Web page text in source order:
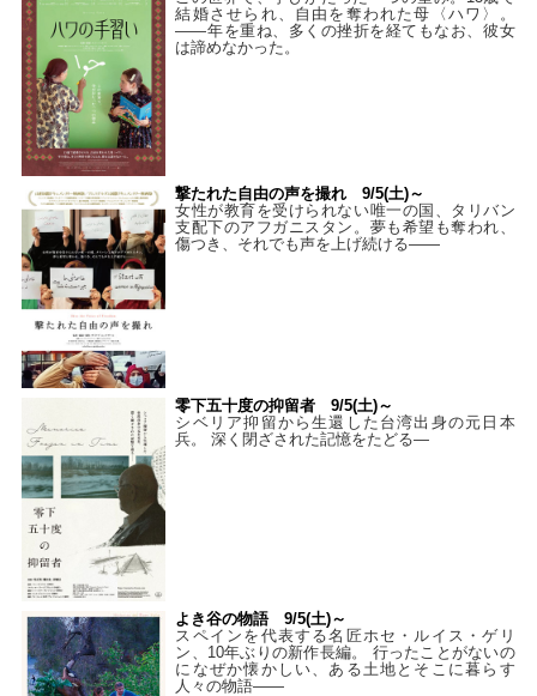
結婚させられ、自由を奪われた母〈ハワ〉。
——年を重ね、多くの挫折を経てもなお、彼女
は諦めなかった。
撃たれた自由の声を撮れ 9/5(土)～
女性が教育を受けられない唯一の国、タリバン
支配下のアフガニスタン。夢も希望も奪われ、
傷つき、それでも声を上げ続ける——
零下五十度の抑留者 9/5(土)～
シベリア抑留から生還した台湾出身の元日本
兵。 深く閉ざされた記憶をたどる—
よき谷の物語 9/5(土)～
スペインを代表する名匠ホセ・ルイス・ゲリ
ン、10年ぶりの新作長編。 行ったことがないの
になぜか懐かしい、ある土地とそこに暮らす
人々の物語――